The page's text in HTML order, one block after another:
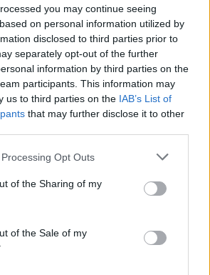
you may continue seeing
on personal information utilized by
disclosed to third parties prior to
separately opt-out of the further
information by third parties on the
participants. This information may
us to third parties on the IAB’s List of
that may further disclose it to other
Opt Outs
of the Sharing of my
of the Sale of my